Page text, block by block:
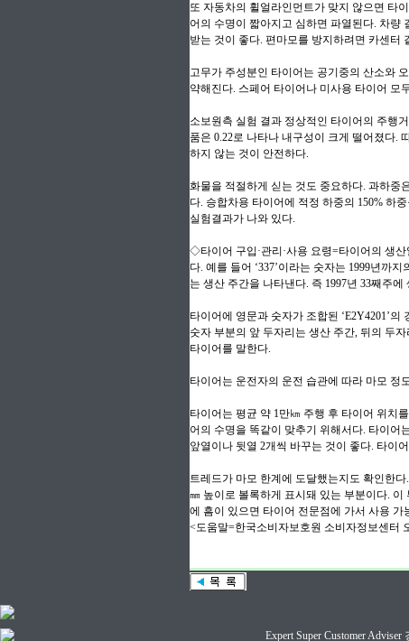
또 자동차의 휠얼라인먼트가 맞지 않으면 타
어의 수명이 짧아지고 심하면 파열된다. 차량
받는 것이 좋다. 편마모를 방지하려면 카센터
고무가 주성분인 타이어는 공기중의 산소와
약해진다. 스페어 타이어나 미사용 타이어 모
소보원측 실험 결과 정상적인 타이어의 주행
품은 0.22로 나타나 내구성이 크게 떨어졌다.
하지 않는 것이 안전하다.
화물을 적절하게 싣는 것도 중요하다. 과하중
다. 승합차용 타이어에 적정 하중의 150% 하
실험결과가 나와 있다.
◇타이어 구입·관리·사용 요령=타이어의 생
다. 예를 들어 ‘337’이라는 숫자는 1999년까
는 생산 주간을 나타낸다. 즉 1997년 33째주에
타이어에 영문과 숫자가 조합된 ‘E2Y4201’
숫자 부분의 앞 두자리는 생산 주간, 뒤의 두
타이어를 말한다.
타이어는 운전자의 운전 습관에 따라 마모 정
타이어는 평균 약 1만㎞ 주행 후 타이어 위치
어의 수명을 똑같이 맞추기 위해서다. 타이어
앞열이나 뒷열 2개씩 바꾸는 것이 좋다. 타이
트레드가 마모 한계에 도달했는지도 확인한
㎜ 높이로 볼록하게 표시돼 있는 부분이다.
에 흠이 있으면 타이어 전문점에 가서 사용 가
<도움말=한국소비자보호원 소비자정보센터
Expert Super Customer